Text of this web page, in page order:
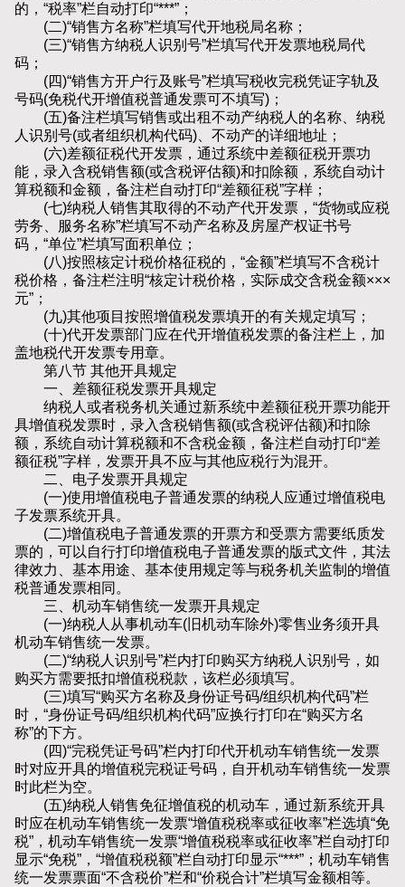
的，“税率”栏自动打印“***”；
(二)“销售方名称”栏填写代开地税局名称；
(三)“销售方纳税人识别号”栏填写代开发票地税局代
码；
(四)“销售方开户行及账号”栏填写税收完税凭证字轨及
号码(免税代开增值税普通发票可不填写)；
(五)备注栏填写销售或出租不动产纳税人的名称、纳税
人识别号(或者组织机构代码)、不动产的详细地址；
(六)差额征税代开发票，通过系统中差额征税开票功
能，录入含税销售额(或含税评估额)和扣除额，系统自动计
算税额和金额，备注栏自动打印“差额征税”字样；
(七)纳税人销售其取得的不动产代开发票，“货物或应税
劳务、服务名称”栏填写不动产名称及房屋产权证书号
码，“单位”栏填写面积单位；
(八)按照核定计税价格征税的，“金额”栏填写不含税计
税价格，备注栏注明“核定计税价格，实际成交含税金额×××
元”；
(九)其他项目按照增值税发票填开的有关规定填写；
(十)代开发票部门应在代开增值税发票的备注栏上，加
盖地税代开发票专用章。
第八节 其他开具规定
一、差额征税发票开具规定
纳税人或者税务机关通过新系统中差额征税开票功能开
具增值税发票时，录入含税销售额(或含税评估额)和扣除
额，系统自动计算税额和不含税金额，备注栏自动打印“差
额征税”字样，发票开具不应与其他应税行为混开。
二、电子发票开具规定
(一)使用增值税电子普通发票的纳税人应通过增值税电
子发票系统开具。
(二)增值税电子普通发票的开票方和受票方需要纸质发
票的，可以自行打印增值税电子普通发票的版式文件，其法
律效力、基本用途、基本使用规定等与税务机关监制的增值
税普通发票相同。
三、机动车销售统一发票开具规定
(一)纳税人从事机动车(旧机动车除外)零售业务须开具
机动车销售统一发票。
(二)“纳税人识别号”栏内打印购买方纳税人识别号，如
购买方需要抵扣增值税税款，该栏必须填写。
(三)填写“购买方名称及身份证号码/组织机构代码”栏
时，“身份证号码/组织机构代码”应换行打印在“购买方名
称”的下方。
(四)“完税凭证号码”栏内打印代开机动车销售统一发票
时对应开具的增值税完税证号码，自开机动车销售统一发票
时此栏为空。
(五)纳税人销售免征增值税的机动车，通过新系统开具
时应在机动车销售统一发票“增值税税率或征收率”栏选填“免
税”，机动车销售统一发票“增值税税率或征收率”栏自动打印
显示“免税”，“增值税税额”栏自动打印显示“***”；机动车销售
统一发票票面“不含税价”栏和“价税合计”栏填写金额相等。